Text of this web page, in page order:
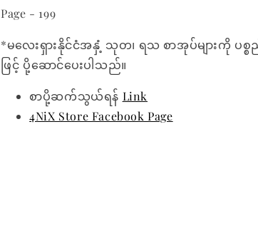
Page - 199
*မလေးရှားနိုင်ငံအနှံ့ သုတ၊ ရသ စာအုပ်များကို ပစ္စ
ဖြင့် ပို့ဆောင်ပေးပါသည်။
စာပို့ဆက်သွယ်ရန် Link
4NiX Store Facebook Page